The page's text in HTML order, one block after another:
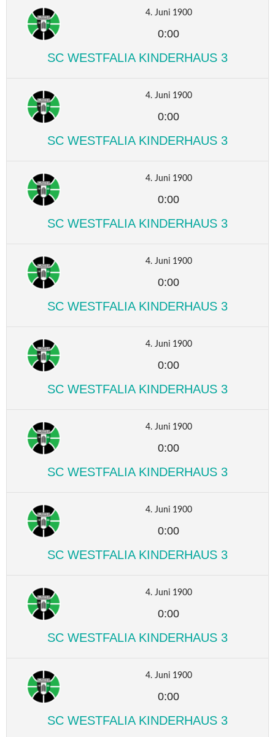
4. Juni 1900
0:00
SC WESTFALIA KINDERHAUS 3
4. Juni 1900
0:00
SC WESTFALIA KINDERHAUS 3
4. Juni 1900
0:00
SC WESTFALIA KINDERHAUS 3
4. Juni 1900
0:00
SC WESTFALIA KINDERHAUS 3
4. Juni 1900
0:00
SC WESTFALIA KINDERHAUS 3
4. Juni 1900
0:00
SC WESTFALIA KINDERHAUS 3
4. Juni 1900
0:00
SC WESTFALIA KINDERHAUS 3
4. Juni 1900
0:00
SC WESTFALIA KINDERHAUS 3
4. Juni 1900
0:00
SC WESTFALIA KINDERHAUS 3